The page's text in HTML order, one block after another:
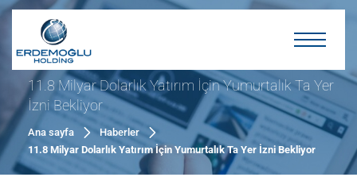
11.8 Milyar Dolarlık Yatırım İçin Yumurtalık Ta Yer
İzni Bekliyor
Ana sayfa
Haberler
11.8 Milyar Dolarlık Yatırım İçin Yumurtalık Ta Yer İzni Bekliyor